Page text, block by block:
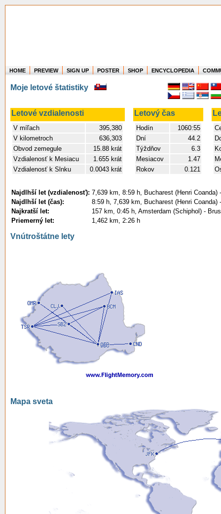
Where in the world have you flown?
How long have you been in the air?
Create your own FlightMemory and see!
HOME PREVIEW SIGN UP POSTER SHOP ENCYCLOPEDIA
Moje letové štatistiky
Letové vzdialenosti Letový čas
V míľach
395,380
V kilometroch
636,303
Obvod zemegule
15.88 krát
Vzdialenosť k Mesiacu
1.655 krát
Vzdialenosť k Slnku
0.0043 krát
Hodín
1060:55
Dní
44.2
Týždňov
6.3
Mesiacov
1.47
Rokov
0.121
Najdlhší let (vzdialenosť): 7,639 km, 8:59 h, Bucharest (Henri Coanda)
Najdlhší let (čas):
8:59 h, 7,639 km, Bucharest (Henri Coanda)
Najkratší let:
157 km, 0:45 h, Amsterdam (Schiphol) -
Priemerný let:
1,462 km, 2:26 h
Vnútroštátne lety
Mapa sveta